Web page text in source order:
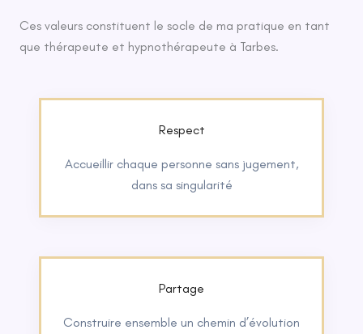
Ces valeurs constituent le socle de ma pratique en tant
que thérapeute et hypnothérapeute à Tarbes.
Respect
Accueillir chaque personne sans jugement,
dans sa singularité
Partage
Construire ensemble un chemin d’évolution